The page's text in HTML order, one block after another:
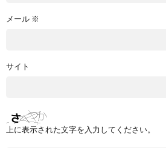
メール ※
サイト
上に表示された文字を入力してください。